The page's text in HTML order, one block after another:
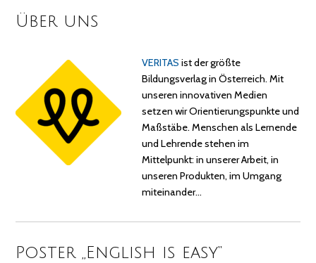
Über uns
VERITAS ist der größte
Bildungsverlag in Österreich. Mit
unseren innovativen Medien
setzen wir Orientierungspunkte und
Maßstäbe. Menschen als Lernende
und Lehrende stehen im
Mittelpunkt: in unserer Arbeit, in
unseren Produkten, im Umgang
miteinander…
Poster „English is easy“